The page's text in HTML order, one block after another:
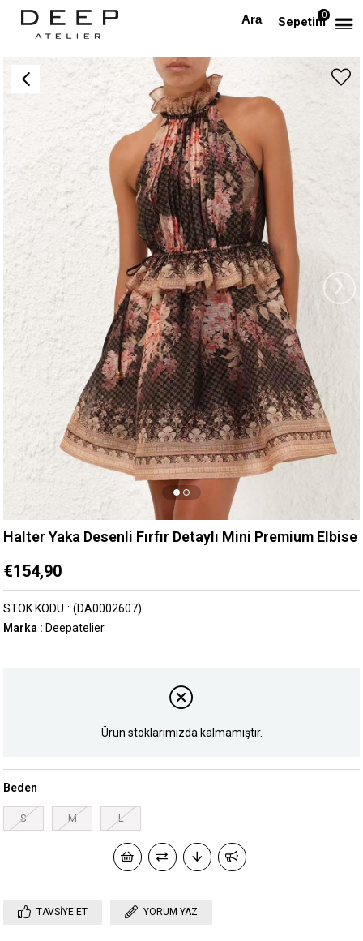
Sepetim0
Anasayfa PREMIUM Halter Yaka Desenli Fırfır Detaylı Mini Premium Elbise
›
Halter Yaka Desenli Fırfır Detaylı Mini Premium Elbise
€154,90
(DA0002607)
STOK KODU
Marka : Deepatelier
Ürün stoklarımızda kalmamıştır.
Beden
S M L
TAVSIYE ET YORUM YAZ